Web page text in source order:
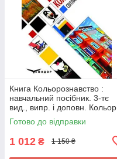
Книга Кольорознавство :
навчальний посібник. 3-тє
вид., випр. і доповн. Кольор.
вставки. Прищенко С.В.
303188
Готово до відправки
1 012 ₴ 1 150 ₴